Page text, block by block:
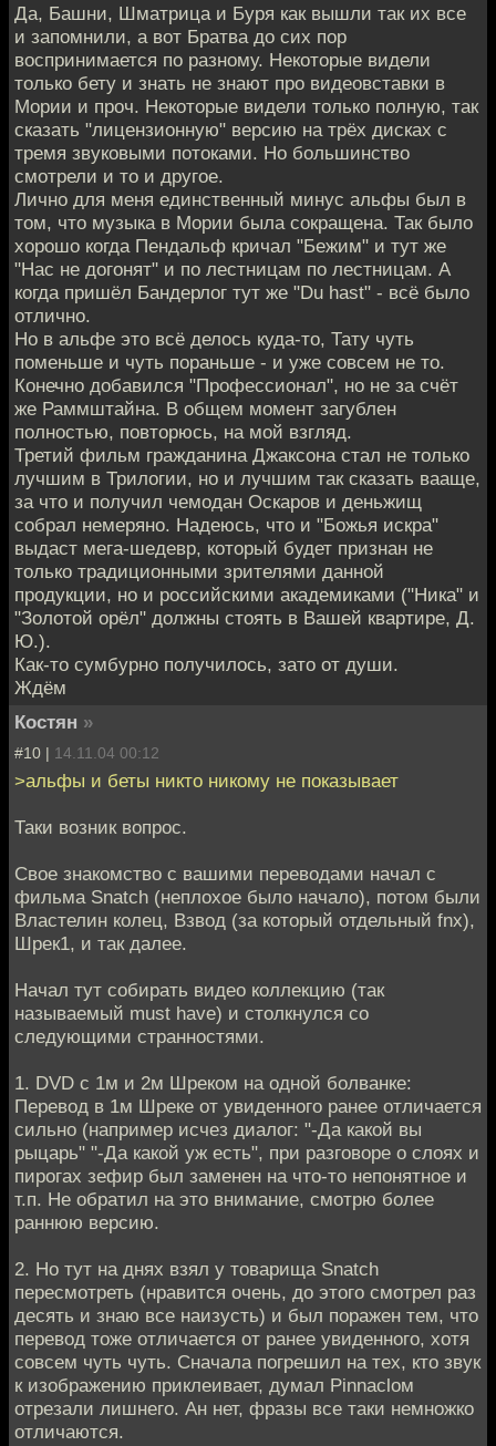
Да, Башни, Шматрица и Буря как вышли так их все
и запомнили, а вот Братва до сих пор
воспринимается по разному. Некоторые видели
только бету и знать не знают про видеовставки в
Мории и проч. Некоторые видели только полную, так
сказать "лицензионную" версию на трёх дисках с
тремя звуковыми потоками. Но большинство
смотрели и то и другое.
Лично для меня единственный минус альфы был в
том, что музыка в Мории была сокращена. Так было
хорошо когда Пендальф кричал "Бежим" и тут же
"Нас не догонят" и по лестницам по лестницам. А
когда пришёл Бандерлог тут же "Du hast" - всё было
отлично.
Но в альфе это всё делось куда-то, Тату чуть
поменьше и чуть пораньше - и уже совсем не то.
Конечно добавился "Профессионал", но не за счёт
же Раммштайна. В общем момент загублен
полностью, повторюсь, на мой взгляд.
Третий фильм гражданина Джаксона стал не только
лучшим в Трилогии, но и лучшим так сказать вааще,
за что и получил чемодан Оскаров и деньжищ
собрал немеряно. Надеюсь, что и "Божья искра"
выдаст мега-шедевр, который будет признан не
только традиционными зрителями данной
продукции, но и российскими академиками ("Ника" и
"Золотой орёл" должны стоять в Вашей квартире, Д.
Ю.).
Как-то сумбурно получилось, зато от души.
Ждём
Костян »
#10 | 14.11.04 00:12
>альфы и беты никто никому не показывает
Таки возник вопрос.
Свое знакомство с вашими переводами начал с
фильма Snatch (неплохое было начало), потом были
Властелин колец, Взвод (за который отдельный fnx),
Шрек1, и так далее.
Начал тут собирать видео коллекцию (так
называемый must have) и столкнулся со
следующими странностями.
1. DVD c 1м и 2м Шреком на одной болванке:
Перевод в 1м Шреке от увиденного ранее отличается
сильно (например исчез диалог: "-Да какой вы
рыцарь" "-Да какой уж есть", при разговоре о слоях и
пирогах зефир был заменен на что-то непонятное и
т.п. Не обратил на это внимание, смотрю более
раннюю версию.
2. Но тут на днях взял у товарища Snatch
пересмотреть (нравится очень, до этого смотрел раз
десять и знаю все наизусть) и был поражен тем, что
перевод тоже отличается от ранее увиденного, хотя
совсем чуть чуть. Сначала погрешил на тех, кто звук
к изображению приклеивает, думал Pinnacloм
отрезали лишнего. Ан нет, фразы все таки немножко
отличаются.